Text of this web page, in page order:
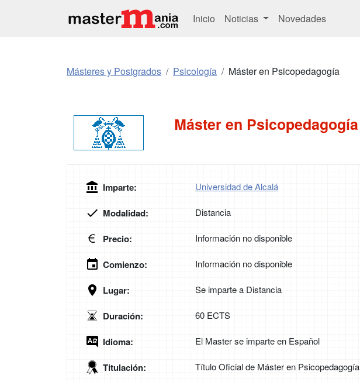
Inicio Noticias Novedades
Másteres y Postgrados Psicología Máster en Psicopedagogía
Máster en Psicopedagogía
Imparte: Universidad de Alcalá
Modalidad: Distancia
Precio: Información no disponible
Comienzo: Información no disponible
Lugar: Se imparte a Distancia
Duración: 60 ECTS
Idioma: El Master se imparte en Español
Titulación: Título Oficial de Máster en Psicopedagogía